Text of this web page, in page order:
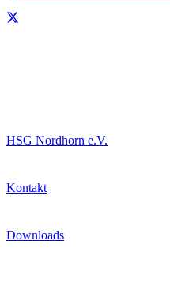
HSG Nordhorn e.V.
Kontakt
Downloads